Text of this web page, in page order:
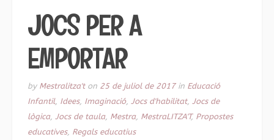
JOCS PER A
EMPORTAR
by Mestralitza'ton 25 de juliol de 2017in Educació
Infantil, Idees, Imaginació, Jocs d'habilitat, Jocs de
lògica, Jocs de taula, Mestra, MestraLITZA'T, Propostes
educatives, Regals educatius